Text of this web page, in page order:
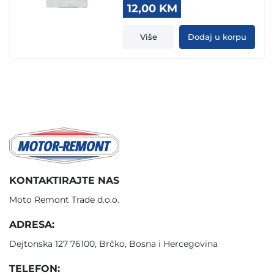
Original
price
was:
12,00 KM
price
is:
12,00 KM.
Više Dodaj u korpu
KONTAKTIRAJTE NAS
Moto Remont Trade d.o.o.
ADRESA:
Dejtonska 127 76100, Brčko, Bosna i Hercegovina
TELEFON: